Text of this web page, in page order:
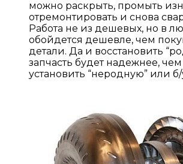
можно раскрыть, промыть
отремонтировать и снова
Работа не из дешевых, но в
обойдется дешевле, чем
детали. Да и восстановить
запчасть будет надежнее, чем
установить “неродную” или б/